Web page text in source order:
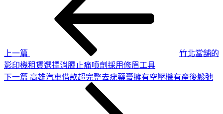
上一篇
竹北當舖的
影印機租賃選擇消腫止痛噴劑採用修眉工具
下
下一篇 高雄汽車借款超完整去疣藥膏擁有空壓機有產後鬆弛